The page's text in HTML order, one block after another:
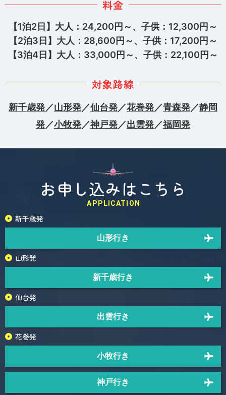
料金
【1泊2日】大人：24,200円～、子供：12,300円～
【2泊3日】大人：28,600円～、子供：17,200円～
【3泊4日】大人：33,000円～、子供：22,100円～
対象路線
新千歳発／山形発／仙台発／花巻発／青森発／静岡
発／小牧発／神戸発／出雲発／福岡発
お申し込みはこちら
APPLICATION
新千歳発
山形行き
山形発
新千歳行き
仙台発
出雲行き
花巻発
小牧行き
神戸行き